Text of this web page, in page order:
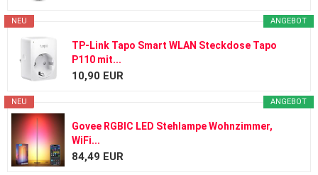
ANGEBOT
NEU
TP-Link Tapo Smart WLAN Steckdose Tapo
P110 mit...
10,90 EUR
ANGEBOT
NEU
Govee RGBIC LED Stehlampe Wohnzimmer,
WiFi...
84,49 EUR